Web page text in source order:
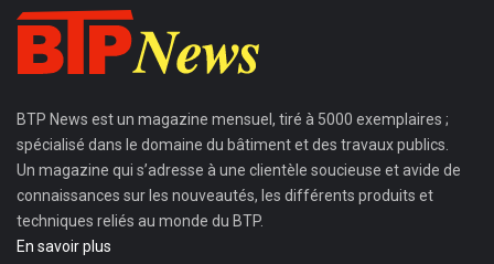
BTP News est un magazine mensuel, tiré à 5000 exemplaires ;
spécialisé dans le domaine du bâtiment et des travaux publics.
Un magazine qui s’adresse à une clientèle soucieuse et avide de
connaissances sur les nouveautés, les différents produits et
techniques reliés au monde du BTP.
En savoir plus